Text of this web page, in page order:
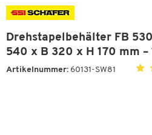
Drehstapelbehälter FB
540 x B 320 x H 170 mm –
Artikelnummer: 60131-SW81